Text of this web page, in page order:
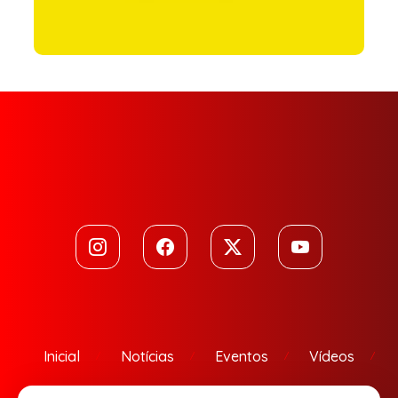
Inicial Notícias Eventos Vídeos